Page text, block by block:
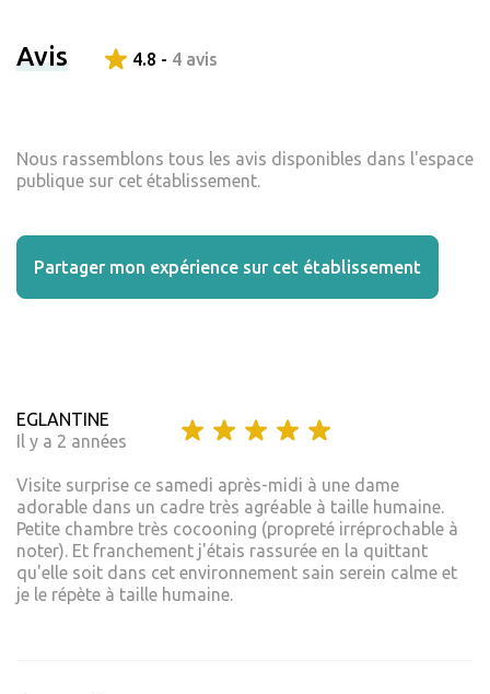
Avis 4.8 - 4 avis
Nous rassemblons tous les avis disponibles dans l'espace
publique sur cet établissement.
Partager mon expérience sur cet établissement
EGLANTINE
Il y a 2 années
Visite surprise ce samedi après-midi à une dame
adorable dans un cadre très agréable à taille humaine.
Petite chambre très cocooning (propreté irréprochable à
noter). Et franchement j'étais rassurée en la quittant
qu'elle soit dans cet environnement sain serein calme et
je le répète à taille humaine.